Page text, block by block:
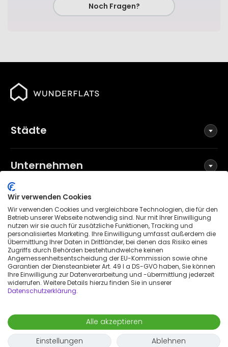
2.790 €
Einzug
- Auszug
Anfrage
Noch Fragen?
Städte
Unternehmen
Social Media
Allgemeine Geschäftsbedingungen
Datenschutzerklärung
Impressum
Patenthinweis
© 2026 Wunderflats GmbH
Wir verwenden Cookies
Wir verwenden Cookies und vergleichbare Technologien, die für den
Betrieb unserer Webseite notwendig sind. Nur mit Ihrer Einwilligung
nutzen wir sie auch für zusätzliche Funktionen, Tracking und
personalisiertes Marketing. Ihre Einwilligung umfasst außerdem die
Übermittlung Ihrer Daten in Drittländer, bei denen das Risiko eines
Zugriffs durch Behörden bestehtundwelche keinen
Angemessenheitsentscheidung der EU-Kommission sowie ohne
Garantien der Diensteanbieter Art. 49 I a DS-GVO haben, Sie können
Ihre Einwilligung zur Datenverarbeitung und -übermittlung jederzeit
widerrufen. Weitere Details hierzu finden Sie in unserer
Datenschutzerklärung.
Alle akzeptieren
Einstellungen
Ablehnen